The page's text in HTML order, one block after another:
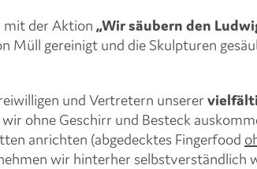
mit der Aktion „Wir säubern den
Müll gereinigt und die Skulpturen
und Vertretern unserer
ohne Geschirr und Besteck
anrichten (abgedecktes Fingerfood
wir hinterher selbstverständlich